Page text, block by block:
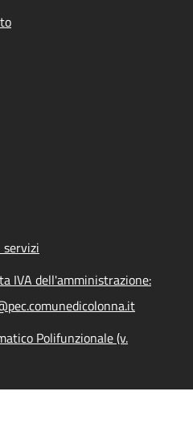
IVA dell'amministrazione:
Polifunzionale (v.